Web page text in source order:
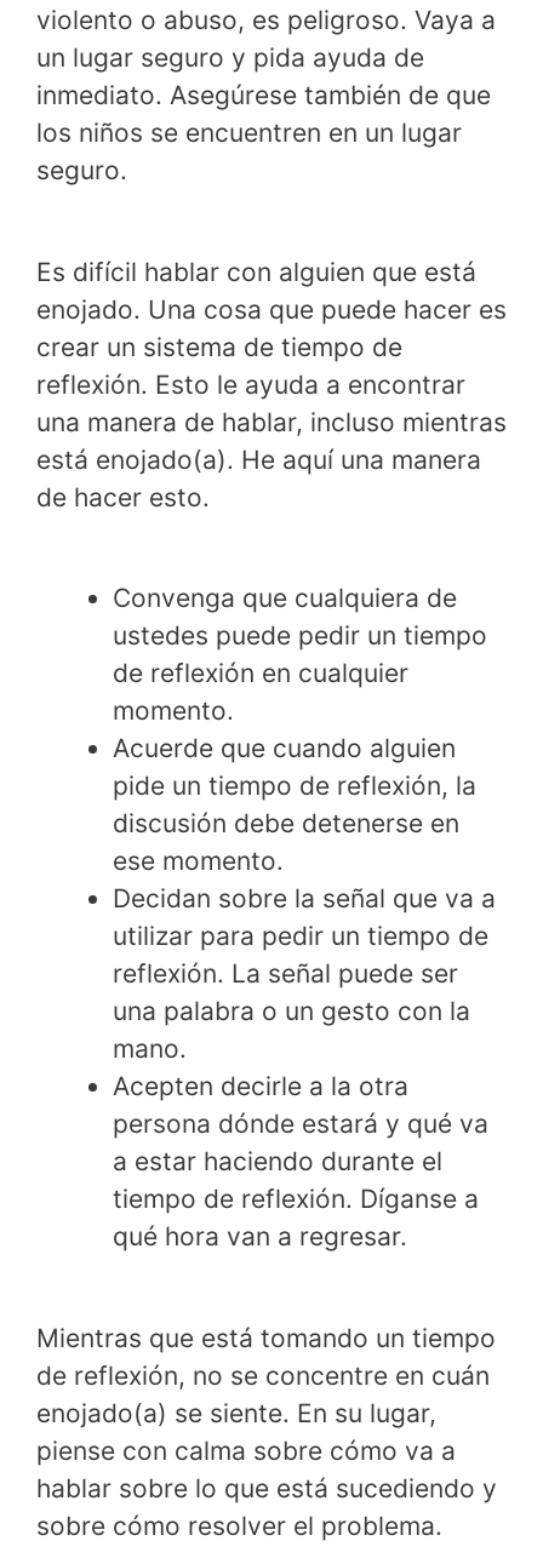
violento o abuso, es peligroso. Vaya a
un lugar seguro y pida ayuda de
inmediato. Asegúrese también de que
los niños se encuentren en un lugar
seguro.
Es difícil hablar con alguien que está
enojado. Una cosa que puede hacer es
crear un sistema de tiempo de
reflexión. Esto le ayuda a encontrar
una manera de hablar, incluso mientras
está enojado(a). He aquí una manera
de hacer esto.
Convenga que cualquiera de
ustedes puede pedir un tiempo
de reflexión en cualquier
momento.
Acuerde que cuando alguien
pide un tiempo de reflexión, la
discusión debe detenerse en
ese momento.
Decidan sobre la señal que va a
utilizar para pedir un tiempo de
reflexión. La señal puede ser
una palabra o un gesto con la
mano.
Acepten decirle a la otra
persona dónde estará y qué va
a estar haciendo durante el
tiempo de reflexión. Díganse a
qué hora van a regresar.
Mientras que está tomando un tiempo
de reflexión, no se concentre en cuán
enojado(a) se siente. En su lugar,
piense con calma sobre cómo va a
hablar sobre lo que está sucediendo y
sobre cómo resolver el problema.